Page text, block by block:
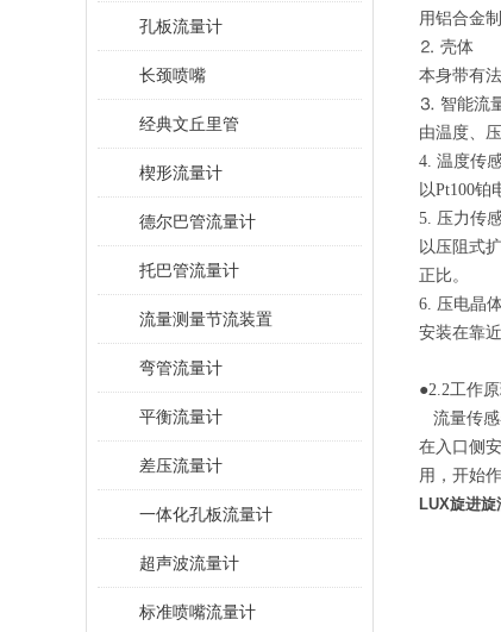
孔板流量计
长颈喷嘴
经典文丘里管
楔形流量计
德尔巴管流量计
托巴管流量计
流量测量节流装置
弯管流量计
平衡流量计
差压流量计
一体化孔板流量计
超声波流量计
标准喷嘴流量计
用铝合金
⒉ 壳体
本身带有
⒊ 智能流
由温度、
4. 温度传
以Pt100铂
5. 压力传
以压阻式
正比。
6. 压电晶
安装在靠
●2.2工作
流量传感
在入口侧
用，开始
LUX旋进